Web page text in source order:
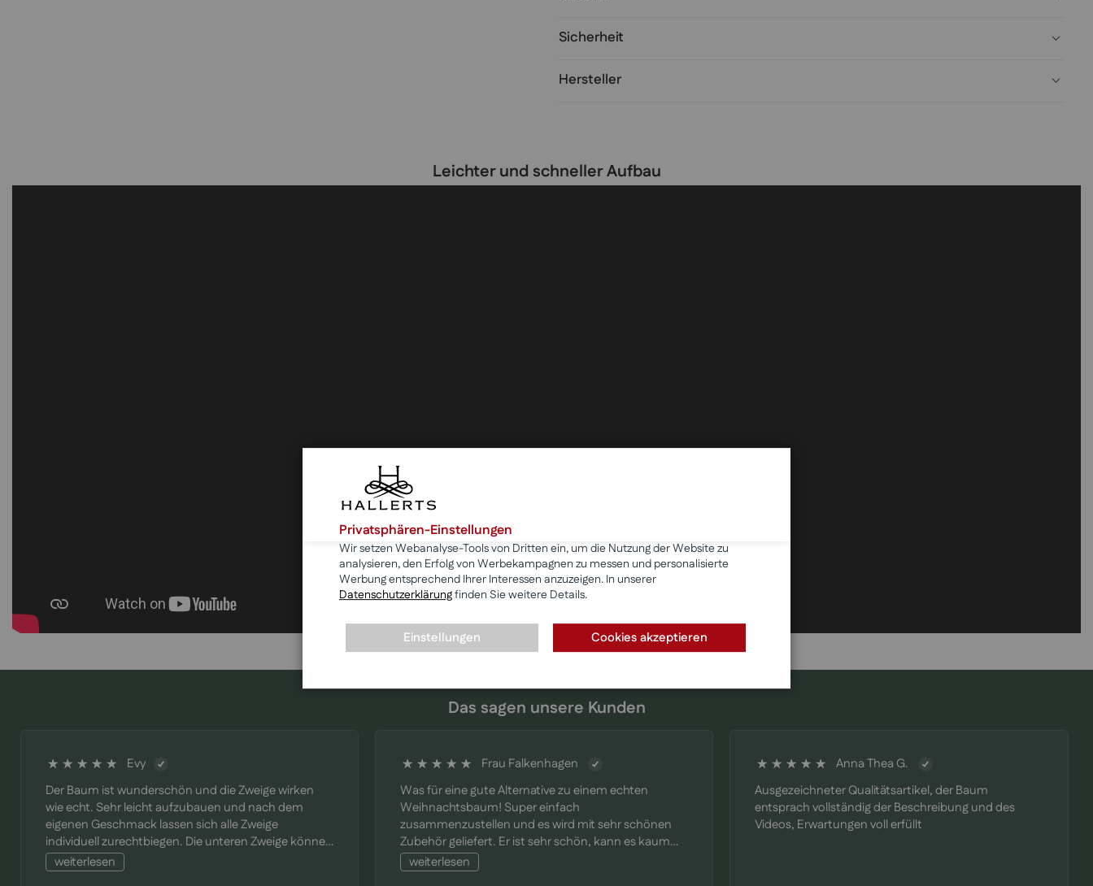
Sicherheit
Hersteller
Leichter und schneller Aufbau
Das sagen unsere Kunden
Evy
Der Baum ist wunderschön und die Zweige wirken
wie echt. Sehr leicht aufzubauen und nach dem
eigenen Geschmack lassen sich alle Zweige
individuell zurechtbiegen. Die unteren Zweige können
problemlos Kugeln mit 20cm Durchmesser tragen.
Voll und prächtig ist der Baum definitiv eine Zierde
weiterlesen
Frau Falkenhagen
Was für eine gute Alternative zu einem echten
Weihnachtsbaum! Super einfach
zusammenzustellen und es wird mit sehr schönen
Zubehör geliefert. Er ist sehr schön, kann es kaum
erwarten zu schmücken
weiterlesen
Anna Thea G.
Ausgezeichneter Qualitätsartikel, der Baum
entsprach vollständig der Beschreibung und des
Videos, Erwartungen voll erfüllt
Privatsphären-Einstellungen
Wir setzen Webanalyse-Tools von Dritten ein, um die Nutzung der Website zu
analysieren, den Erfolg von Werbekampagnen zu messen und personalisierte
Werbung entsprechend Ihrer Interessen anzuzeigen. In unserer
Datenschutzerklärungfinden Sie weitere Details.
Cookies akzeptieren
Einstellungen